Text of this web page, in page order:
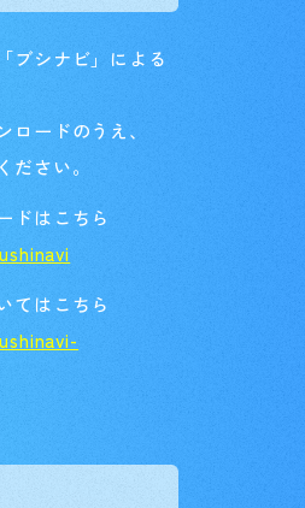
ブシナビ」による
ードのうえ、
ださい。
ドはこちら
てはこちら